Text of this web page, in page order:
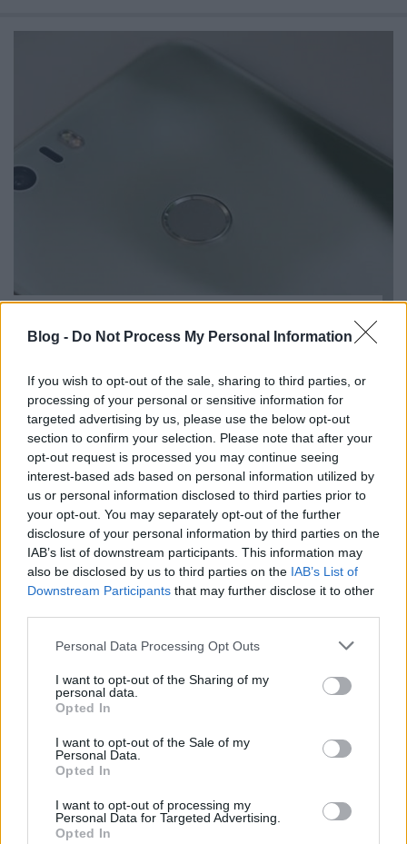
Blog - Do Not Process My Personal Information
If you wish to opt-out of the sale, sharing to third parties, or
processing of your personal or sensitive information for
targeted advertising by us, please use the below opt-out
section to confirm your selection. Please note that after your
opt-out request is processed you may continue seeing
interest-based ads based on personal information utilized by
us or personal information disclosed to third parties prior to
your opt-out. You may separately opt-out of the further
disclosure of your personal information by third parties on the
IAB’s list of downstream participants. This information may
also be disclosed by us to third parties on the IAB’s List of
Downstream Participants that may further disclose it to other
Please note that this website/app uses one or more Google
not limited to your visit or usage behaviour. You may click to
grant or deny consent to Google and its third-party tags to
use your data for below specified purposes in below Google
consent section.
Personal Data Processing Opt Outs
I want to opt-out of the Sharing of my
personal data.
Opted In
I want to opt-out of the Sale of my
Personal Data.
Opted In
I want to opt-out of processing my
Personal Data for Targeted Advertising.
Opted In
Miért nem csinálnak ilyen telefont,
amikor minden résztechnológia
NapiApp•2018. január 17.
Ugyanis jelen pillanatban nincs olyan
telefon, amelyik mindegyik, alább
felsorolt paraméterrel egyszerre rendelkezik. De ez
nem jelenti azt, hogy holnap nem jelenik meg egy.
Tehát...